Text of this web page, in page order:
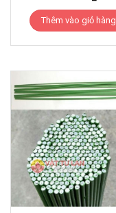
Thêm vào giỏ hàng